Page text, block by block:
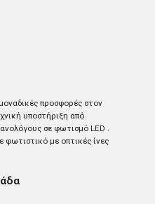
προσφορές στον
υποστήριξη από
σε φωτισμό LED .
με οπτικές ίνες